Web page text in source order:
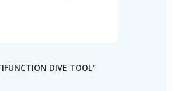
DIVE TOOL"